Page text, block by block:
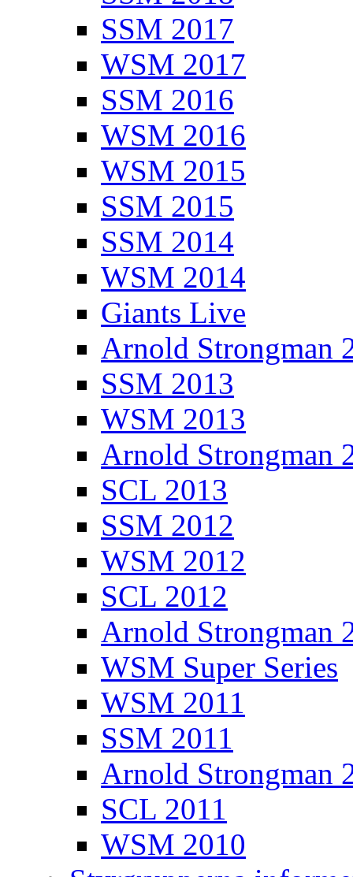
SSM 2017
WSM 2017
SSM 2016
WSM 2016
WSM 2015
SSM 2015
SSM 2014
WSM 2014
Giants Live
Arnold Strongman
SSM 2013
WSM 2013
Arnold Strongman
SCL 2013
SSM 2012
WSM 2012
SCL 2012
Arnold Strongman
WSM Super Series
WSM 2011
SSM 2011
Arnold Strongman
SCL 2011
WSM 2010